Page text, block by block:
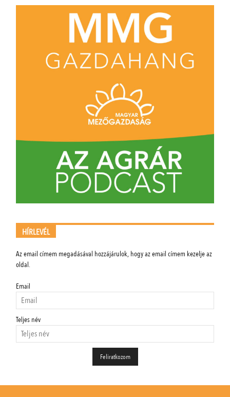
HÍRLEVÉL
Az email címem megadásával hozzájárulok, hogy az email címem kezelje az
oldal.
Email
Teljes név